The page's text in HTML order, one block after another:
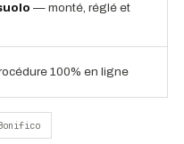
— monté, réglé et
100% en ligne